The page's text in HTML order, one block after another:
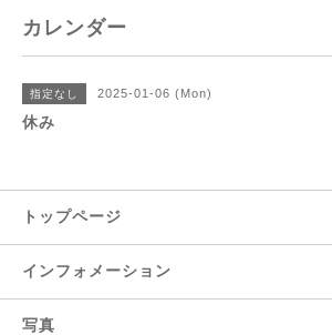
カレンダー
指定なし 2025-01-06 (Mon)
休み
トップページ
インフォメーション
写真